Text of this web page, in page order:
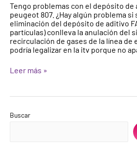
Tengo problemas con el depósito de
peugeot 807. ¿Hay algún problema si
eliminación del depósito de aditivo
partículas) conlleva la anulación del
recirculación de gases de la línea de
podría legalizar en la itv porque no
fap
(filtro
de
partículas)
Leer más »
Buscar